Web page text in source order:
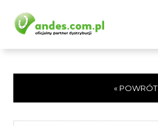
« POWRÓT